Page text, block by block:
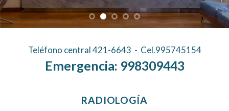
Teléfono central421-6643 - Cel.995745154
Emergencia: 998309443
RADIOLOGÍA